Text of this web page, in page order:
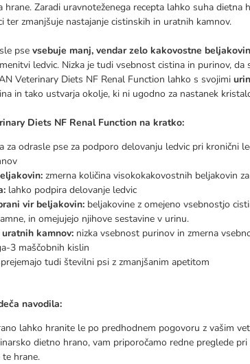
hrane. Zaradi uravnoteženega recepta lahko suha
ter zmanjšuje nastajanje cistinskih in uratnih kamnov.
pse vsebuje manj, vendar zelo kakovostne
ledvic. Nizka je tudi vsebnost cistina in purinov, da
Veterinary Diets NF Renal Function lahko s svojimi
in tako ustvarja okolje, ki ni ugodno za nastanek
Diets NF Renal Function na kratko:
za odrasle pse za podporo delovanju ledvic pri kronični
zmerna količina visokokakovostnih beljakovin
lahko podpira delovanje ledvic
vir beljakovin: beljakovine z omejeno vsebnostjo
in omejujejo njihove sestavine v urinu.
kamnov: nizka vsebnost purinov in zmerna
3 maščobnih kislin
tudi številni psi z zmanjšanim apetitom
navodila:
lahko hranite le po predhodnem pogovoru z vašim
dietno hrano, vam priporočamo redne preglede
te hrane.